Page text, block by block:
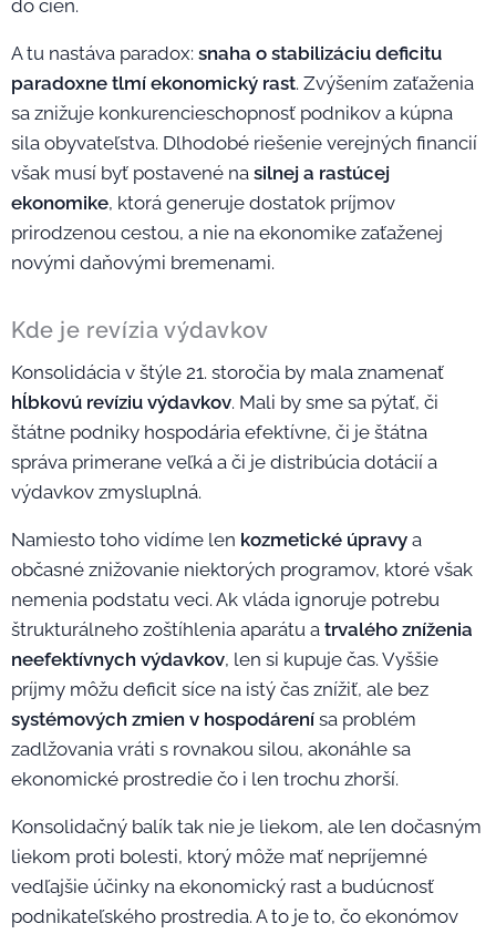
do cien.
A tu nastáva paradox: snaha o stabilizáciu deficitu
paradoxne tlmí ekonomický rast. Zvýšením zaťaženia
sa znižuje konkurencieschopnosť podnikov a kúpna
sila obyvateľstva. Dlhodobé riešenie verejných financií
však musí byť postavené na silnej a rastúcej
ekonomike, ktorá generuje dostatok príjmov
prirodzenou cestou, a nie na ekonomike zaťaženej
novými daňovými bremenami.
Kde je revízia výdavkov
Konsolidácia v štýle 21. storočia by mala znamenať
hĺbkovú revíziu výdavkov. Mali by sme sa pýtať, či
štátne podniky hospodária efektívne, či je štátna
správa primerane veľká a či je distribúcia dotácií a
výdavkov zmysluplná.
Namiesto toho vidíme len kozmetické úpravy a
občasné znižovanie niektorých programov, ktoré však
nemenia podstatu veci. Ak vláda ignoruje potrebu
štrukturálneho zoštíhlenia aparátu a trvalého zníženia
neefektívnych výdavkov, len si kupuje čas. Vyššie
príjmy môžu deficit síce na istý čas znížiť, ale bez
systémových zmien v hospodárení sa problém
zadlžovania vráti s rovnakou silou, akonáhle sa
ekonomické prostredie čo i len trochu zhorší.
Konsolidačný balík tak nie je liekom, ale len dočasným
liekom proti bolesti, ktorý môže mať nepríjemné
vedľajšie účinky na ekonomický rast a budúcnosť
podnikateľského prostredia. A to je to, čo ekonómov